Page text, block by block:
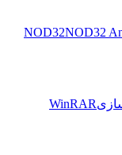
NOD32
WinRAR